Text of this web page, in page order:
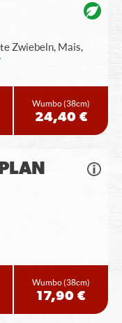
Zwiebeln, Mais,
Wumbo(38cm)
24,40 €
Wumbo(38cm)
17,90 €